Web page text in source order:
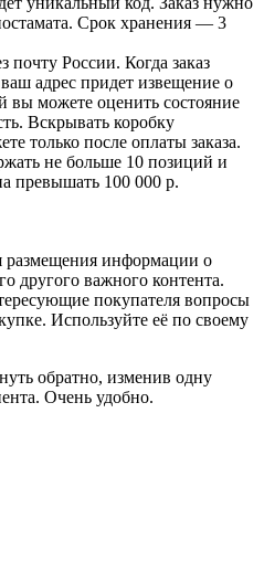
Срок хранения — 3
почту России. Когда заказ
адрес придет извещение о
вы можете оценить состояние
Вскрывать коробку
только после оплаты заказа.
не больше 10 позиций и
превышать 100 000 р.
размещения информации о
другого важного контента.
покупателя вопросы
Используйте её по своему
обратно, изменив одну
Очень удобно.